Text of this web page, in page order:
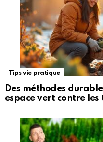
Tips vie pratique
Des méthodes
espace vert contre